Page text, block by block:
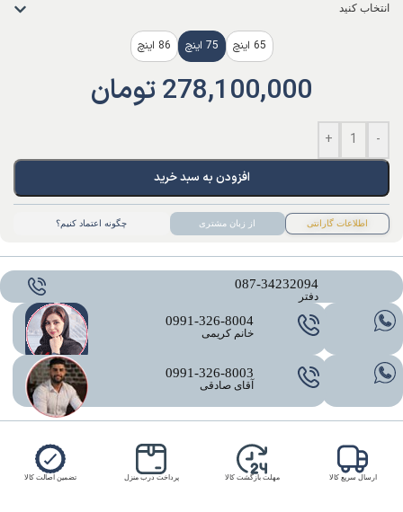
انتخاب کنید
65 اینچ 75 اینچ 86 اینچ
278,100,000تومان
-
+
افزودن به سبد خرید
اطلاعات گارانتی از زبان مشتری چگونه اعتماد کنیم؟
087-34232094
دفتر
0991-326-8004
خانم کریمی
0991-326-8003
آقای صادقی
ارسال سریع کالا مهلت بازگشت کالا پرداخت درب منزل تضمین اصالت کالا